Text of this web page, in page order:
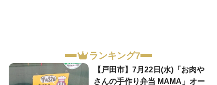
ランキング7
【戸田市】7月22日(水)「お肉や
さんの手作り弁当 MAMA」オー